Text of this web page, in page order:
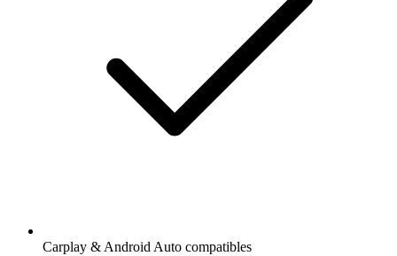
Carplay & Android Auto compatibles